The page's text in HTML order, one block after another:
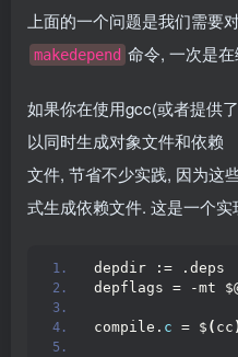
上面的一个问题是我们需要
makedepend 命令, 一次是
如果你在使用gcc(或者提供
以同时生成对象文件和依赖
文件, 节省不少实践, 因为这
式生成依赖文件. 这是一个
depdir := .deps
depflags = -mt
compile. c = $ ( cc